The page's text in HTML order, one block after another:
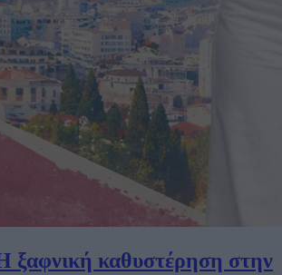
ξαφνική καθυστέρηση στην